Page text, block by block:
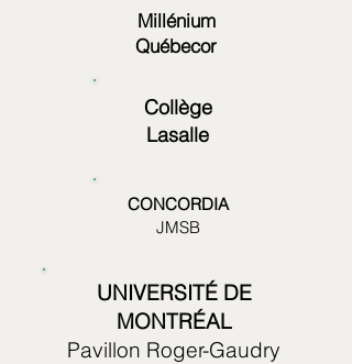
Millénium
Québecor
Collège
Lasalle
CONCORDIA
JMSB
UNIVERSITÉ DE
MONTRÉAL
Pavillon Roger-Gaudry